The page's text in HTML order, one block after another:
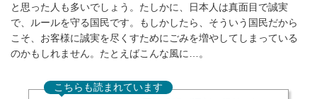
と思った人も多いでしょう。たしかに、日本人は真面目で誠実
で、ルールを守る国民です。もしかしたら、そういう国民だから
こそ、お客様に誠実を尽くすためにごみを増やしてしまっている
のかもしれません。たとえばこんな風に…。
こちらも読まれています